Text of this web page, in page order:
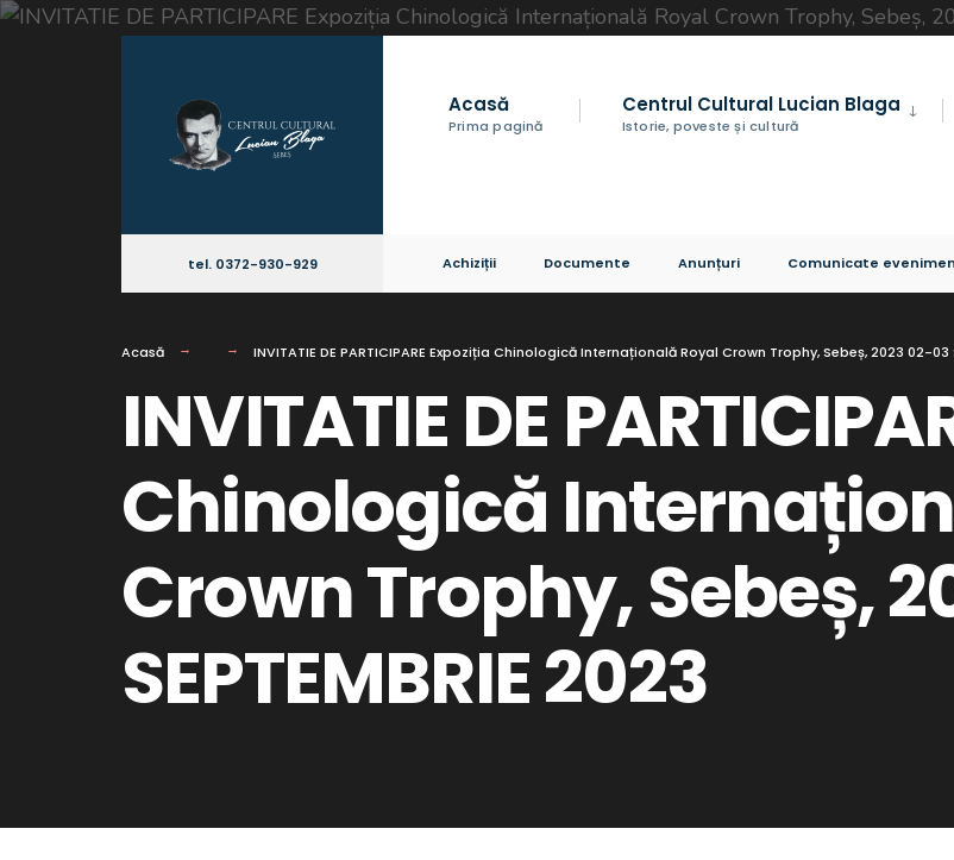
Acasă
Prima pagină
Centrul Cultural Lucian Blaga
Istorie, poveste și cultură
tel. 0372-930-929 Achiziții Documente Anunțuri Comunicate
Acasă INVITATIE DE PARTICIPARE Expoziția Chinologică Internațională Royal Crown Trophy, Sebeș, 2023 02-03
INVITATIE DE
Chinologică
Crown Trophy, Sebeș,
SEPTEMBRIE 2023